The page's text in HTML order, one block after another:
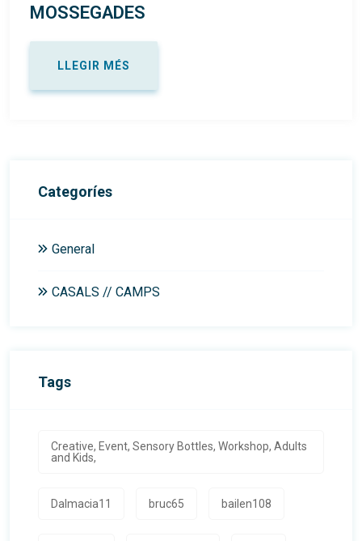
MOSSEGADES
LLEGIR MÉS
Categoríes
General
CASALS // CAMPS
Tags
Creative, Event, Sensory Bottles, Workshop, Adults
and Kids,
Dalmacia11 bruc65 bailen108